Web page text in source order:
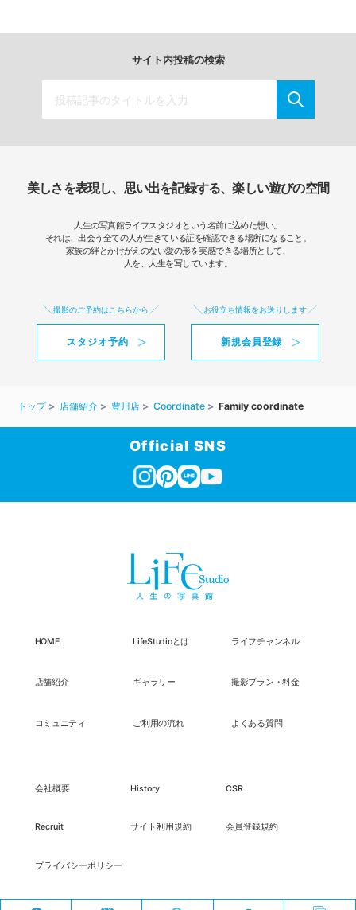
サイト内投稿の検索
美しさを表現し、思い出を記録する、楽しい遊びの空間
人生の写真館ライフスタジオという名前に込めた想い。
それは、出会う全ての人が生きている証を確認できる場所になること。
家族の絆とかけがえのない愛の形を実感できる場所として、
人を、人生を写しています。
撮影のご予約はこちらから
スタジオ予約
お役立ち情報をお送りします
新規会員登録
トップ 店舗紹介 豊川店 Coordinate Family coordinate
Official SNS
HOME LifeStudioとは ライフチャンネル
店舗紹介 ギャラリー 撮影プラン・料金
コミュニティ ご利用の流れ よくある質問
会社概要 History CSR
Recruit サイト利用規約 会員登録規約
プライバシーポリシー